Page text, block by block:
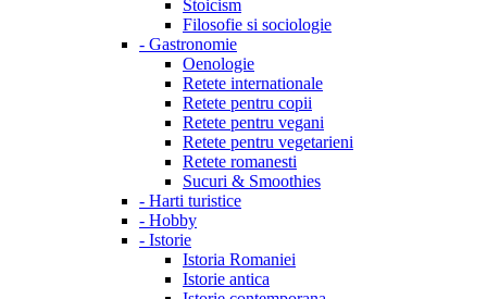
Stoicism
Filosofie si sociologie
- Gastronomie
Oenologie
Retete internationale
Retete pentru copii
Retete pentru vegani
Retete pentru vegetarieni
Retete romanesti
Sucuri & Smoothies
- Harti turistice
- Hobby
- Istorie
Istoria Romaniei
Istorie antica